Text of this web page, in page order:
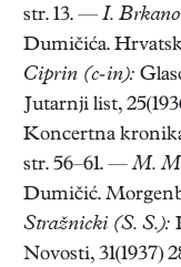
str. 13. — I.
Dumičića.
Ciprin (c-in):
Jutarnji list,
Koncertna
str. 56–61. —M.
Dumičić.
Stražnicki (S. S.):
Novosti, 31(1937)